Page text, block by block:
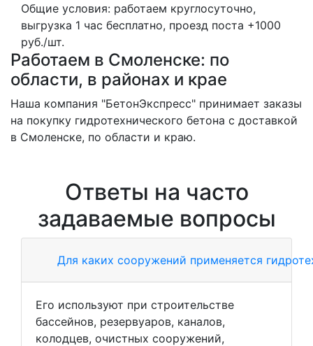
Общие условия: работаем круглосуточно,
выгрузка 1 час бесплатно, проезд поста +1000
руб./шт.
Работаем в Смоленске: по
области, в районах и крае
Наша компания "БетонЭкспресс" принимает заказы
на покупку гидротехнического бетона с доставкой
в Смоленске, по области и краю.
Ответы на часто
задаваемые вопросы
Для каких сооружений применяется
Его используют при строительстве
бассейнов, резервуаров, каналов,
колодцев, очистных сооружений,